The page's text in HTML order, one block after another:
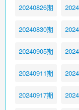
20240826期
20240830期
20240905期
20240911期
20240917期